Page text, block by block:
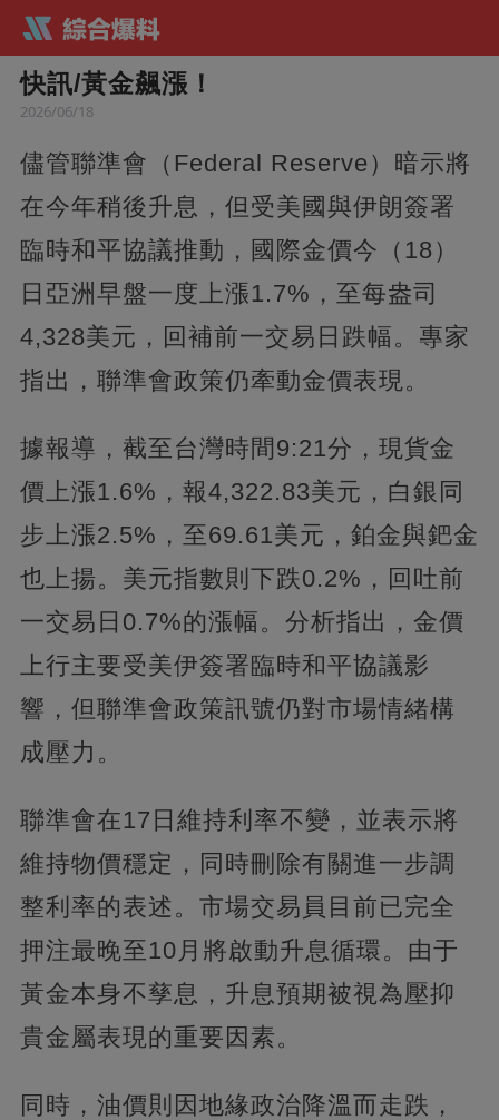
快訊/黃金飆漲！
2026/06/18
儘管聯準會（Federal Reserve）暗示將
在今年稍後升息，但受美國與伊朗簽署
臨時和平協議推動，國際金價今（18）
日亞洲早盤一度上漲1.7%，至每盎司
4,328美元，回補前一交易日跌幅。專家
指出，聯準會政策仍牽動金價表現。
據報導，截至台灣時間9:21分，現貨金
價上漲1.6%，報4,322.83美元，白銀同
步上漲2.5%，至69.61美元，鉑金與鈀金
也上揚。美元指數則下跌0.2%，回吐前
一交易日0.7%的漲幅。分析指出，金價
上行主要受美伊簽署臨時和平協議影
響，但聯準會政策訊號仍對市場情緒構
成壓力。
聯準會在17日維持利率不變，並表示將
維持物價穩定，同時刪除有關進一步調
整利率的表述。市場交易員目前已完全
押注最晚至10月將啟動升息循環。由于
黃金本身不孳息，升息預期被視為壓抑
貴金屬表現的重要因素。
同時，油價則因地緣政治降溫而走跌，